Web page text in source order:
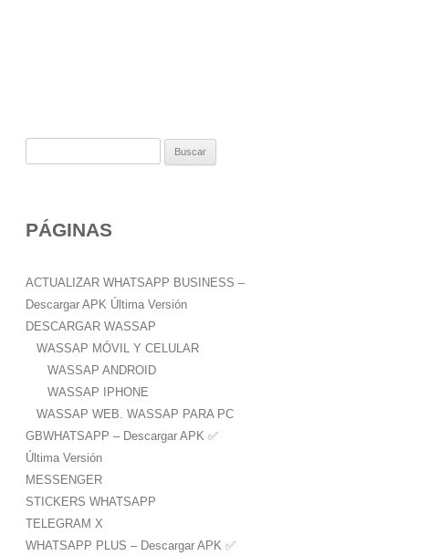
a
:
PÁGINAS
ACTUALIZAR WHATSAPP BUSINESS –
Descargar APK Última Versión
DESCARGAR WASSAP
WASSAP MÓVIL Y CELULAR
WASSAP ANDROID
WASSAP IPHONE
WASSAP WEB. WASSAP PARA PC
GBWHATSAPP – Descargar APK ✅️
Última Versión
MESSENGER
STICKERS WHATSAPP
TELEGRAM X
WHATSAPP PLUS – Descargar APK ✅️